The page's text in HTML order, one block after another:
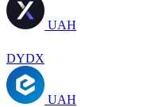
UAH
DYDX
UAH